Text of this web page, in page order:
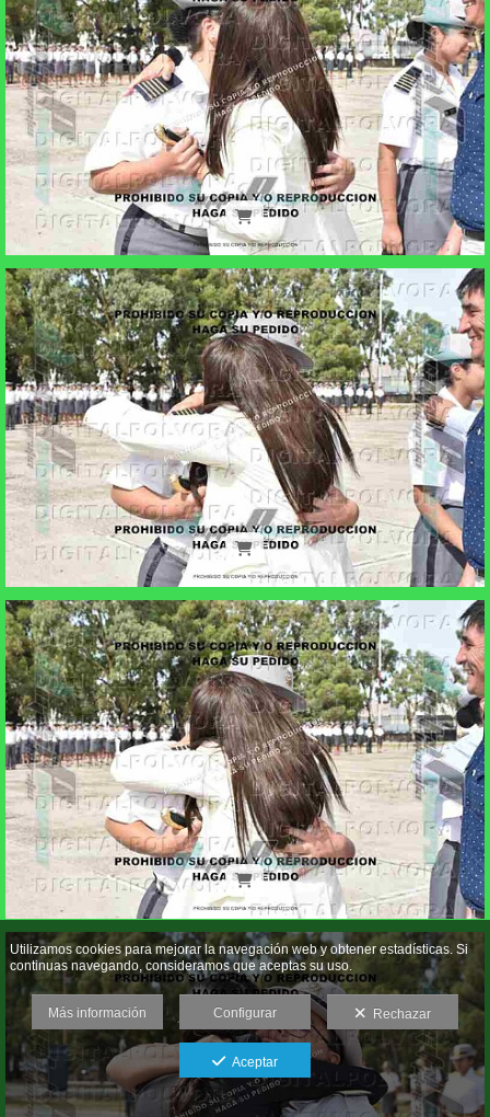
Utilizamos cookies para mejorar la navegación web y obtener estadísticas. Si
continuas navegando, consideramos que aceptas su uso.
Más información Configurar Rechazar
Aceptar